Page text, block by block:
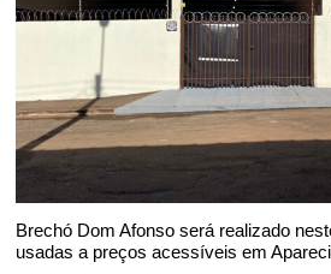
Brechó Dom Afonso será realizado
usadas a preços acessíveis em